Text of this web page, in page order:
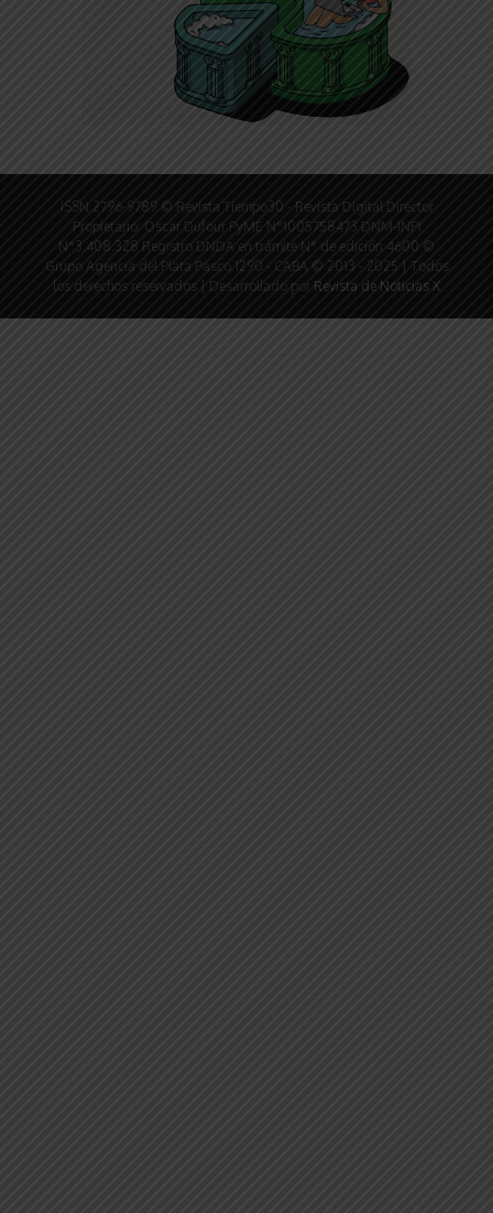
ISSN 2796-9789 © Revista Tiempo30 - Revista Digital Director
Propietario: Oscar Dufour PyME N°1005758473 DNM-INPI
N°3.408.328 Registro DNDA en trámite N° de edición 4600 ©
Grupo Agencia del Plata Pasco 1290 - CABA © 2013 - 2025 | Todos
los derechos reservados | Desarrollado por Revista de Noticias X